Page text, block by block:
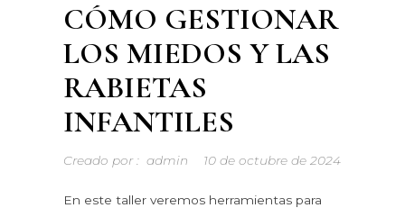
CÓMO GESTIONAR
LOS MIEDOS Y LAS
RABIETAS
INFANTILES
Creado por : admin 10 de octubre de 2024
En este taller veremos herramientas para